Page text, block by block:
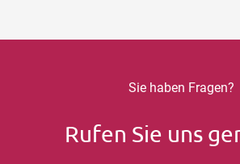
Sie haben Fragen?
Rufen Sie uns